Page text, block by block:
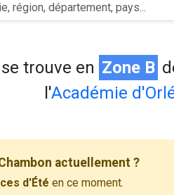
se trouve en Zone B
l'Académie
actuellement ?
d'Été en ce moment.